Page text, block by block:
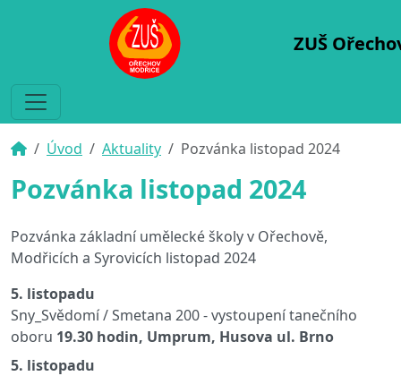
ZUŠ
Úvod Aktuality Pozvánka listopad 2024
Pozvánka listopad 2024
Pozvánka základní umělecké školy v Ořechově,
Modřicích a Syrovicích listopad 2024
5. listopadu
Sny_Svědomí / Smetana 200 - vystoupení tanečního
oboru 19.30 hodin, Umprum, Husova ul. Brno
5. listopadu